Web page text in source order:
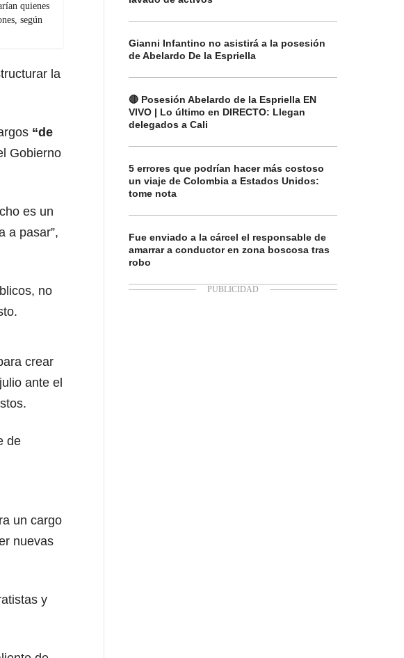
quienes
según
la
“de
Gobierno
es un
a pasar”,
no
crear
ante el
de
un cargo
nuevas
y
Gianni Infantino no asistirá a la posesión
de Abelardo De la Espriella
🔴 Posesión Abelardo de la Espriella EN
VIVO | Lo último en DIRECTO: Llegan
delegados a Cali
5 errores que podrían hacer más costoso
un viaje de Colombia a Estados Unidos:
tome nota
Fue enviado a la cárcel el responsable de
amarrar a conductor en zona boscosa tras
robo